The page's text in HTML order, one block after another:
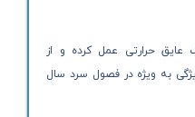
عایق حرارتی عمل کرده و از
به ویژه در فصول سرد سال